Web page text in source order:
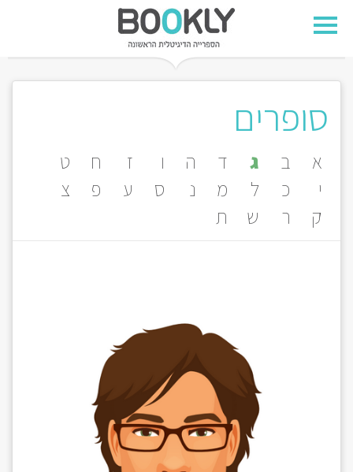
סופרים
א ב ג ד ה ו ז ח
ט
י
כ ל מ נ ס ע פ
צ
ק
ר ש ת